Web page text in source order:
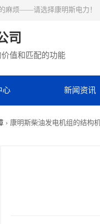
麻烦——请选择康明斯电力！
司
值和匹配的功能
心 新闻资讯
› 康明斯柴油发电机组的结构